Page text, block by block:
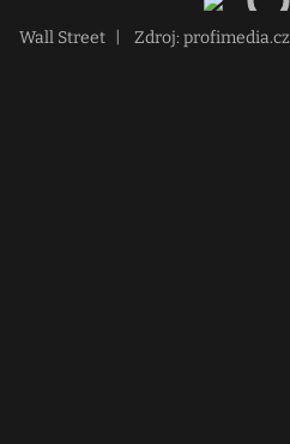
Wall Street Zdroj: profimedia.cz